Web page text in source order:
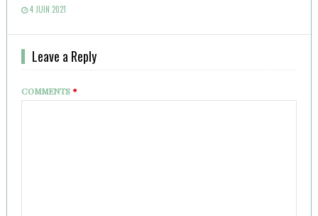
4 JUIN 2021
Leave a Reply
COMMENTS*